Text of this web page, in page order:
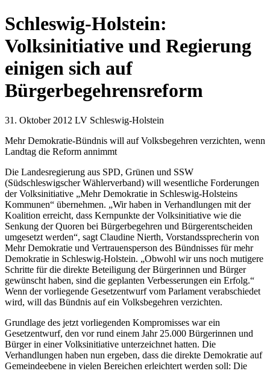
Schleswig-Holstein:
Volksinitiative und Regierung
einigen sich auf
Bürgerbegehrensreform
31. Oktober 2012 LV Schleswig-Holstein
Mehr Demokratie-Bündnis will auf Volksbegehren verzichten, wenn
Landtag die Reform annimmt
Die Landesregierung aus SPD, Grünen und SSW
(Südschleswigscher Wählerverband) will wesentliche Forderungen
der Volksinitiative „Mehr Demokratie in Schleswig-Holsteins
Kommunen“ übernehmen. „Wir haben in Verhandlungen mit der
Koalition erreicht, dass Kernpunkte der Volksinitiative wie die
Senkung der Quoren bei Bürgerbegehren und Bürgerentscheiden
umgesetzt werden“, sagt Claudine Nierth, Vorstandssprecherin von
Mehr Demokratie und Vertrauensperson des Bündnisses für mehr
Demokratie in Schleswig-Holstein. „Obwohl wir uns noch mutigere
Schritte für die direkte Beteiligung der Bürgerinnen und Bürger
gewünscht haben, sind die geplanten Verbesserungen ein Erfolg.“
Wenn der vorliegende Gesetzentwurf vom Parlament verabschiedet
wird, will das Bündnis auf ein Volksbegehren verzichten.
Grundlage des jetzt vorliegenden Kompromisses war ein
Gesetzentwurf, den vor rund einem Jahr 25.000 Bürgerinnen und
Bürger in einer Volksinitiative unterzeichnet hatten. Die
Verhandlungen haben nun ergeben, dass die direkte Demokratie auf
Gemeindeebene in vielen Bereichen erleichtert werden soll: Die